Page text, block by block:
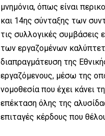
μνημόνια, όπως είναι
και 14ης σύνταξης των
τις συλλογικές συμβάσεις
των εργαζομένων
διαπραγμάτευση της
εργαζόμενους, μέσω της
νομοθεσία που έχει κάνει
επέκταση όλης της
επιταγές κέρδους που